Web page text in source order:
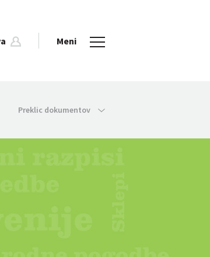
Meni
Preklic dokumentov